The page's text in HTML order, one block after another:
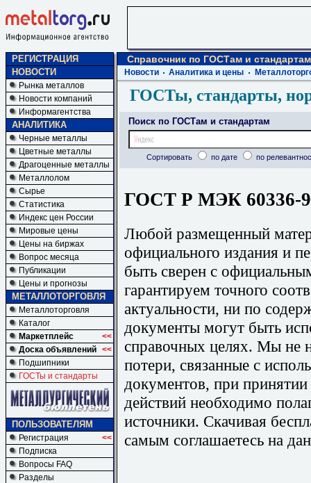
РЕГИСТРАЦИЯ
НОВОСТИ
Рынка металлов
Новости компаний
Информагентства
АНАЛИТИКА
Черные металлы
Цветные металлы
Драгоценные металлы
Металлолом
Сырье
Статистика
Индекс цен России
Мировые цены
Цены на биржах
Вопрос месяца
Публикации
Цены и прогнозы
МЕТАЛЛОТОРГОВЛЯ
Металлоторговля
Каталог
Маркетплейс
<<
Доска объявлений <<
Подшипники
ГОСТы и стандарты
ПОЛЬЗОВАТЕЛЯМ
Регистрация
<<
Подписка
Вопросы FAQ
Разделы
Справочник по ГОСТам и стандартам
Новости Аналитика и цены
ГОСТы, стандарты,
Поиск по ГОСТам и стандартам
Сортировать по дате по
ГОСТ Р МЭК 60336-
Любой размещенный
официального издания и
быть сверен с
гарантируем точного
актуальности, ни по
документы могут быть
справочных целях. Мы не
потери, связанные с
документов, при
действий необходимо
источники. Скачивая
самым соглашаетесь на